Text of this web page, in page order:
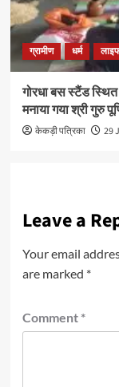
ग्रामीण धर्म
गोरधा बस स्टैंड स्थित
मनाया गया श्री गुरु
केकड़ी पत्रिका 29
Leave a
Your email
are marked *
Comment *